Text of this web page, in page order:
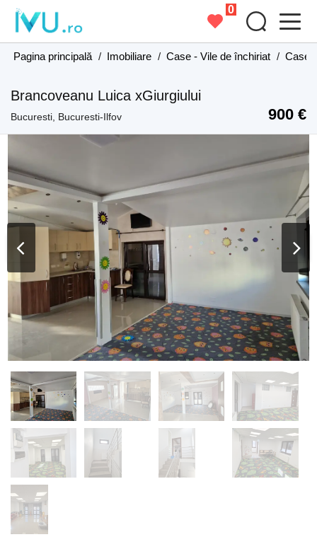
0
Pagina principală / Imobiliare / Case - Vile de închiriat / Case
Brancoveanu Luica xGiurgiului
Bucuresti, Bucuresti-Ilfov 900 €